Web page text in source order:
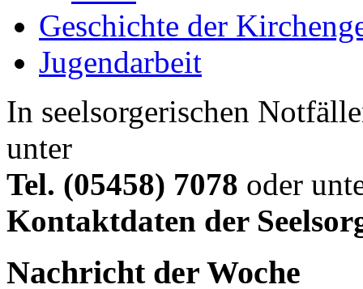
Geschichte der
Jugendarbeit
In seelsorgerischen
unter
Tel. (05458) 7078 oder
Kontaktdaten der
Nachricht der Woche